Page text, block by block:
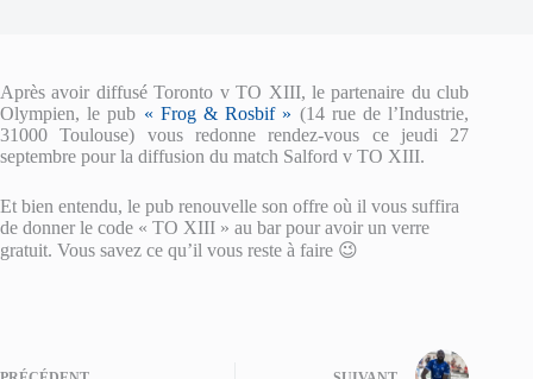
Après avoir diffusé Toronto v TO XIII, le partenaire du club
Olympien, le pub « Frog & Rosbif » (14 rue de l’Industrie,
31000 Toulouse) vous redonne rendez-vous ce jeudi 27
septembre pour la diffusion du match Salford v TO XIII.
Et bien entendu, le pub renouvelle son offre où il vous suffira
de donner le code « TO XIII » au bar pour avoir un verre
gratuit. Vous savez ce qu’il vous reste à faire 😉